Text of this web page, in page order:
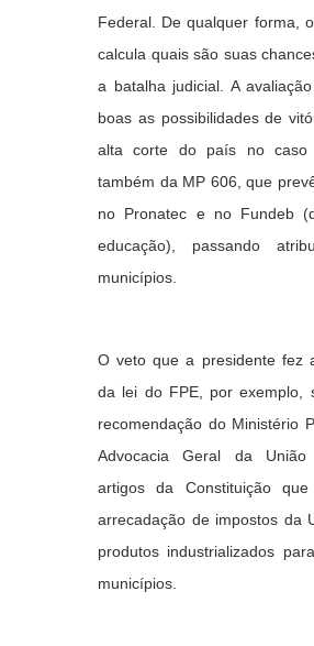
Federal. De qualquer forma,
calcula quais são suas
a batalha judicial. A
boas as possibilidades de
alta corte do país no
também da MP 606, que
no Pronatec e no Fundeb
educação), passando
municípios.
O veto que a presidente fez
da lei do FPE, por exemplo,
recomendação do Ministério
Advocacia Geral da
artigos da Constituição
arrecadação de impostos da
produtos industrializados
municípios.